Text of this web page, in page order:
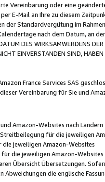
Vereinbarung oder eine
E-Mail an Ihre zu diesem
der Standardvergütung im
nach dem Datum, an
DES WIRKSAMWERDENS
EINVERSTANDEN SIND,
France Services SAS
Vereinbarung für Sie und
Amazon-Websites nach Ländern
für die jeweiligen
jeweiligen Amazon-Websites
die jeweiligen Amazon-Websites
Übersicht Übersetzungen.
Abweichungen die englische